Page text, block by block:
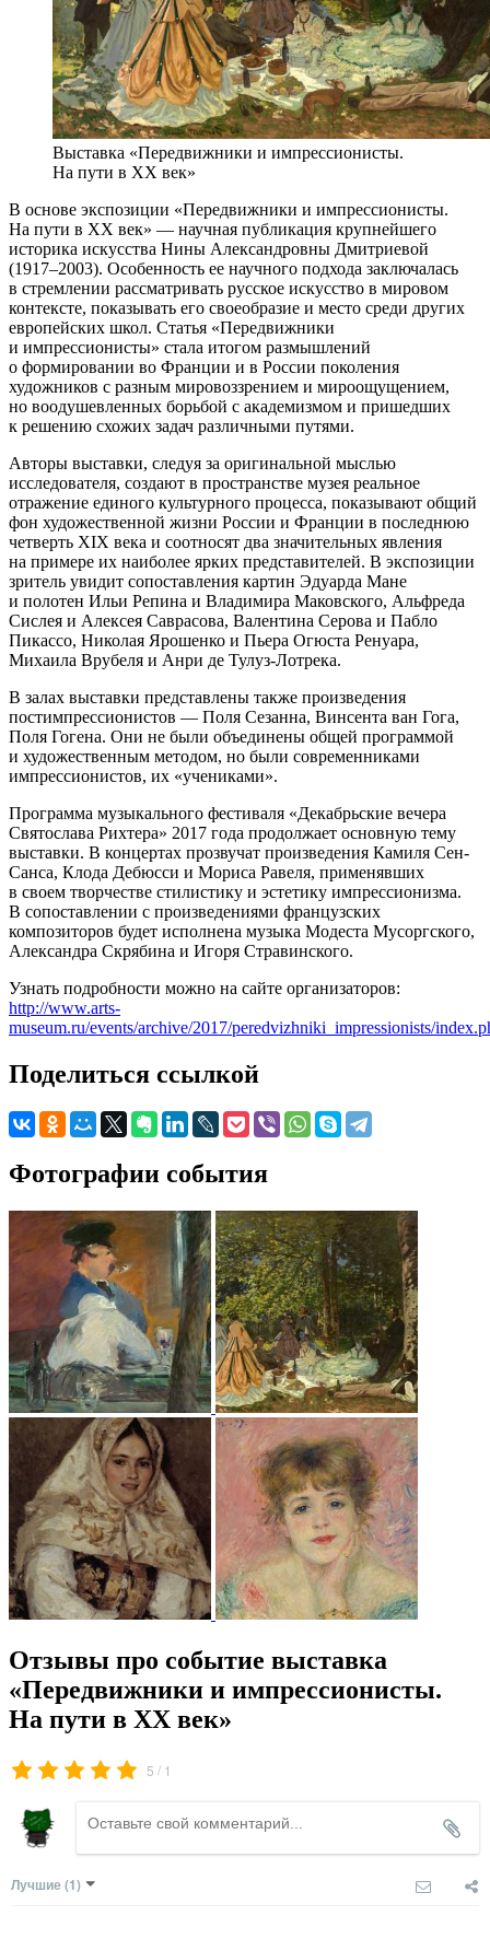
Выставка «Передвижники и импрессионисты.
На пути в ХХ век»
В основе экспозиции «Передвижники и импрессионисты.
На пути в XX век» — научная публикация крупнейшего
историка искусства Нины Александровны Дмитриевой
(1917–2003). Особенность ее научного подхода заключалась
в стремлении рассматривать русское искусство в мировом
контексте, показывать его своеобразие и место среди других
европейских школ. Статья «Передвижники
и импрессионисты» стала итогом размышлений
о формировании во Франции и в России поколения
художников с разным мировоззрением и мироощущением,
но воодушевленных борьбой с академизмом и пришедших
к решению схожих задач различными путями.
Авторы выставки, следуя за оригинальной мыслью
исследователя, создают в пространстве музея реальное
отражение единого культурного процесса, показывают общий
фон художественной жизни России и Франции в последнюю
четверть XIX века и соотносят два значительных явления
на примере их наиболее ярких представителей. В экспозиции
зритель увидит сопоставления картин Эдуарда Мане
и полотен Ильи Репина и Владимира Маковского, Альфреда
Сислея и Алексея Саврасова, Валентина Серова и Пабло
Пикассо, Николая Ярошенко и Пьера Огюста Ренуара,
Михаила Врубеля и Анри де Тулуз-Лотрека.
В залах выставки представлены также произведения
постимпрессионистов — Поля Сезанна, Винсента ван Гога,
Поля Гогена. Они не были объединены общей программой
и художественным методом, но были современниками
импрессионистов, их «учениками».
Программа музыкального фестиваля «Декабрьские вечера
Святослава Рихтера» 2017 года продолжает основную тему
выставки. В концертах прозвучат произведения Камиля Сен-
Санса, Клода Дебюсси и Мориса Равеля, применявших
в своем творчестве стилистику и эстетику импрессионизма.
В сопоставлении с произведениями французских
композиторов будет исполнена музыка Модеста Мусоргского,
Александра Скрябина и Игоря Стравинского.
Узнать подробности можно на сайте организаторов:
http://www.arts-
museum.ru/events/archive/2017/peredvizhniki_impressionists/
Поделиться ссылкой
Фотографии события
Отзывы про событие выставка
«Передвижники и импрессионисты.
На пути в ХХ век»
5 / 1
Лучшие (1)